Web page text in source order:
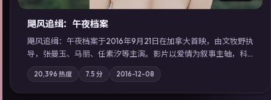
飓风追缉：午夜档案
飓风追缉：午夜档案于2016年9月21日在加拿大首映，由文牧野执
导，张曼玉、马丽、任素汐等主演。影片以爱情为叙事主轴，科
技与人性的边界在实验事故后逐渐模糊；摄影与配乐强化地域气
质；站内亦可通过「国产免费观看高清电视剧在线看」延展检索
同类型高分佳作，畅享高清在线追剧体验。
20,396 热度 7.5 分 2016-12-08